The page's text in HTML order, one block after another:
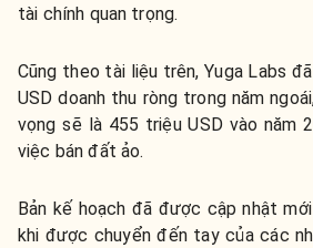
tài chính quan trọng.
Cũng theo tài liệu trên, Yuga Labs
USD doanh thu ròng trong năm
vọng sẽ là 455 triệu USD vào năm
việc bán đất ảo.
Bản kế hoạch đã được cập nhật
khi được chuyển đến tay của các